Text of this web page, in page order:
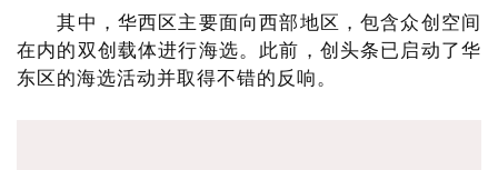
其中，华西区主要面向西部地区，包含众创空间
在内的双创载体进行海选。此前，创头条已启动了华
东区的海选活动并取得不错的反响。